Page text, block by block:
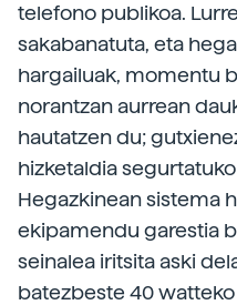
telefono publikoa.
sakabanatuta, eta
hargailuak, momentu
norantzan aurrean
hautatzen du;
hizketaldia
Hegazkinean sistema
ekipamendu garestia
seinalea iritsita aski
batezbeste 40